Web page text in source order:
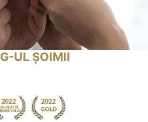
UL ȘOIMII